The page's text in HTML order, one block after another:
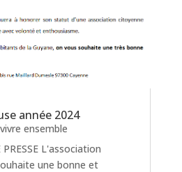
année 2024
ensemble
L'association
une bonne et